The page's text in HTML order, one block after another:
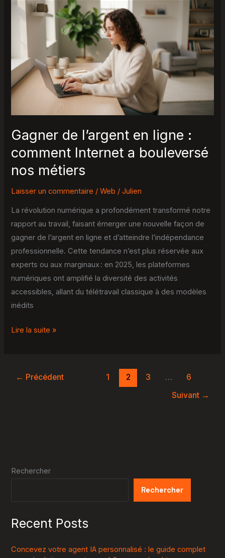
Gagner de l’argent en ligne :
comment Internet a bouleversé
nos métiers
Laisser un commentaire /Web /Julien
La révolution numérique a profondément transformé notre
rapport au travail, faisant émerger une nouvelle façon de
gagner de l’argent en ligne et d’atteindre l’indépendance
professionnelle. Cette tendance n’est plus réservée aux
experts ou aux marginaux : en 2025, les plateformes
numériques ont amplifié la diversité des activités
accessibles, allant du télétravail classique à des modèles
inédits
Gagner
l’argent
ligne
:
comment
a
bouleversé
nos
métiers
Lire la suite »
← Précédent 1 2 3 …
6
Suivant →
Rechercher
Rechercher
Recent Posts
Concevez votre agent IA personnalisé : le guide complet